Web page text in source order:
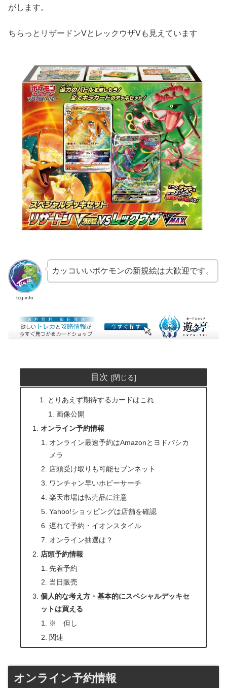
がします。
ちらっとリザードンVとレックウザVも見えています
tcg-info
カッコいいポケモンの新規絵は大歓迎です。
目次
とりあえず期待するカードはこれ
画像公開
オンライン予約情報
オンライン最速予約はAmazonとヨドバシカ
メラ
店頭受け取りも可能セブンネット
ワンチャン早いホビーサーチ
楽天市場は転売品に注意
Yahoo!ショッピングは店舗を確認
遅れて予約・イオンスタイル
オンライン抽選は？
店頭予約情報
先着予約
当日販売
個人的な考え方・基本的にスペシャルデッキセ
ットは買える
※ 但し
関連
オンライン予約情報